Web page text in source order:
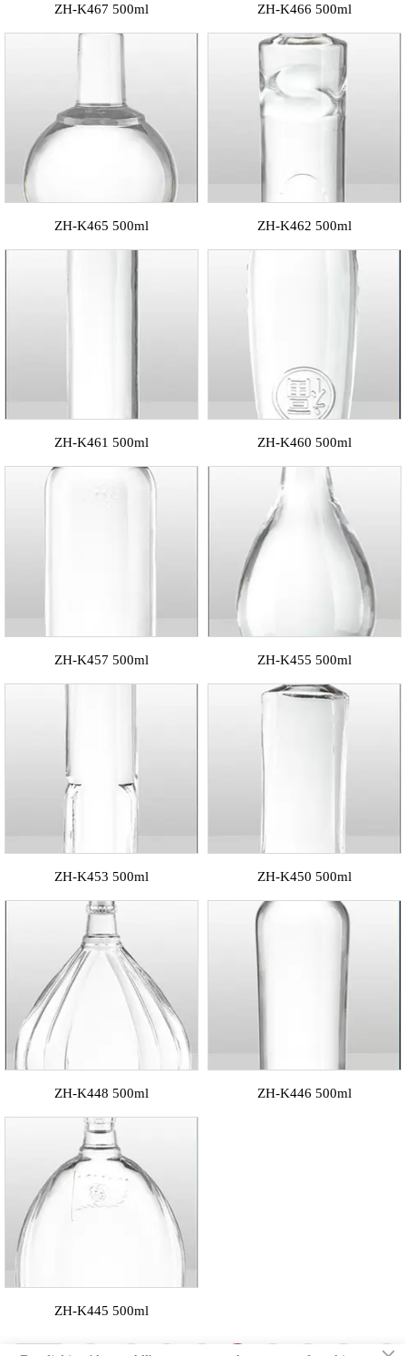
ZH-K467 500ml ZH-K466 500ml
ZH-K465 500ml ZH-K462 500ml
ZH-K461 500ml ZH-K460 500ml
ZH-K457 500ml ZH-K455 500ml
ZH-K453 500ml ZH-K450 500ml
ZH-K448 500ml ZH-K446 500ml
ZH-K445 500ml